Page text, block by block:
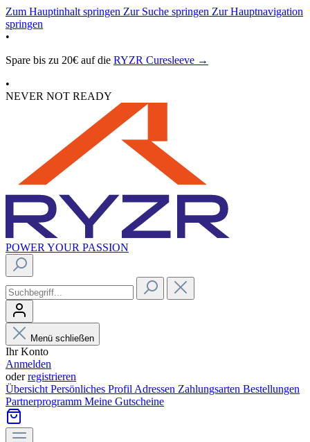
Zum Hauptinhalt springen Zur Suche springen Zur Hauptnavigation
springen
•
Spare bis zu 20€ auf die RYZR Curesleeve →
•
NEVER NOT READY
POWER YOUR PASSION
Menü schließen
Ihr Konto
Anmelden
oderregistrieren
Übersicht Persönliches Profil Adressen Zahlungsarten Bestellungen
Partnerprogramm Meine Gutscheine